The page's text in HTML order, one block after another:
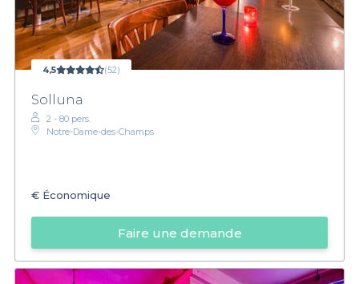
4,5 (52)
Solluna
2 - 80 pers.
Notre-Dame-des-Champs
€ Économique
Faire une demande